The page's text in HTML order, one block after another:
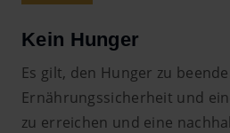
Kein Hunger
Es gilt, den Hunger zu
Ernährungssicherheit und
zu erreichen und eine